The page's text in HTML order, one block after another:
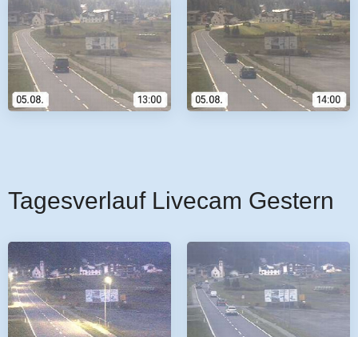
Tagesverlauf Livecam Gestern